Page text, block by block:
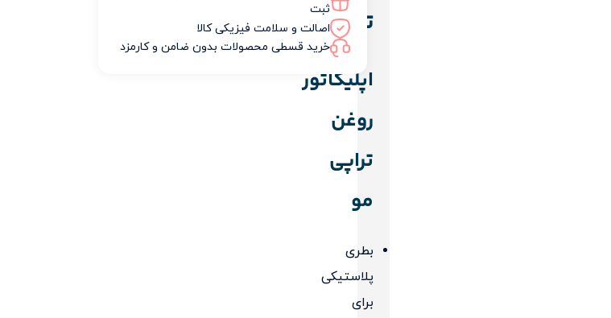
توضیحات
اپلیکاتور
روغن
تراپی
مو
بطری
پلاستیکی
برای
ثبت
اصالت و سلامت فیزیکی کالا
خرید قسطی محصولات بدون ضامن و کارمزد